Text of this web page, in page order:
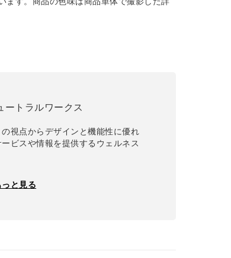
ートラルワークス
視点からデザインと機能性に優れ
ビスや情報を提供するウェルネス
と見る